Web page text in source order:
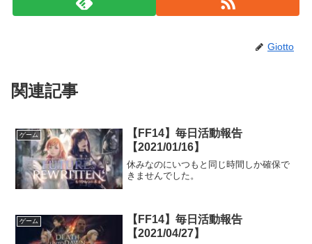
Giotto
関連記事
ゲーム
【FF14】毎日活動報告
【2021/01/16】
休みなのにいつもと同じ時間しか確保で
きませんでした。
ゲーム
【FF14】毎日活動報告
【2021/04/27】